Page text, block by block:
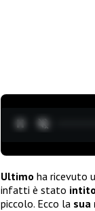
Ultimo ha ricevuto
infatti è stato
piccolo. Ecco la sua